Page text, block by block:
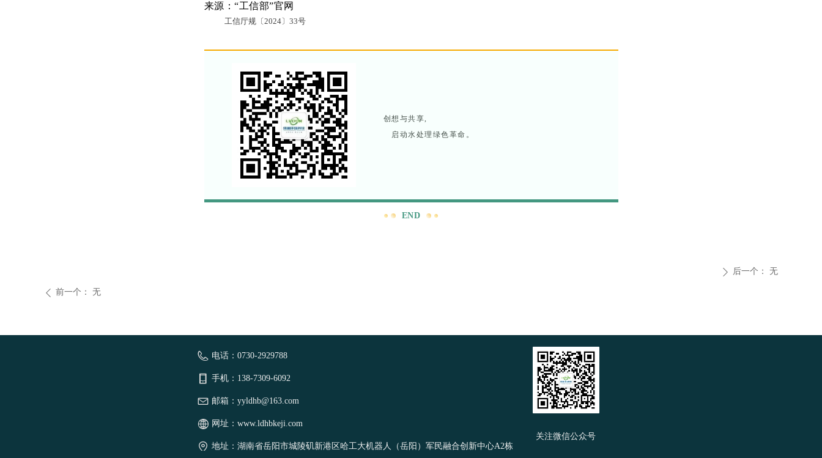
来源：“工信部”官网
工信厅规〔2024〕33号
创想与共享,
启动水处理绿色革命。
END
ꄴ 前一个： 无
ꄲ 后一个： 无
电话： 0730-2929788
手机： 138-7309-6092
邮箱： yyldhb@163.com
网址： www.ldhbkeji.com
地址： 湖南省岳阳市城陵矶新港区哈工大机器人（岳阳）军民融合创新中心A2栋
关注微信公众号